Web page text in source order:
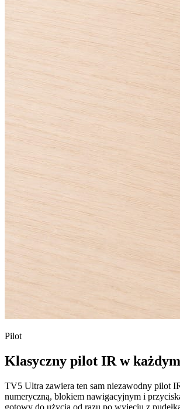
Pilot
Klasyczny pilot IR w każdym
TV5 Ultra zawiera ten sam niezawodny pilot
numeryczną, blokiem nawigacyjnym i
gotowy do użycia od razu po wyjęciu z